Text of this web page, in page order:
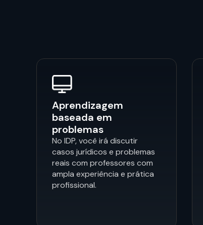
Aprendizagem
baseada em
problemas
No IDP, você irá discutir
casos jurídicos e problemas
reais com professores com
ampla experiência e prática
profissional.